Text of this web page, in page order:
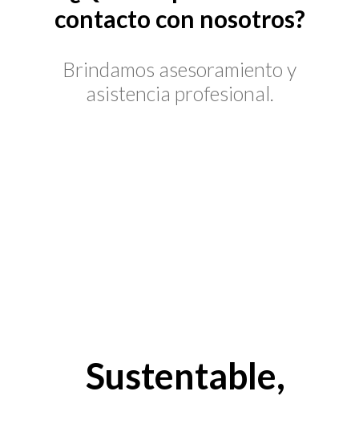
contacto con nosotros?
Brindamos asesoramiento y
asistencia profesional.
Sustentable,